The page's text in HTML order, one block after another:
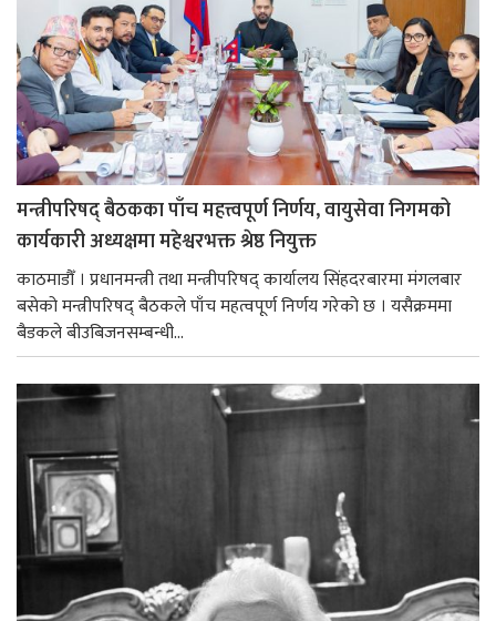
मन्त्रीपरिषद् बैठकका पाँच महत्त्वपूर्ण निर्णय, वायुसेवा निगमको
कार्यकारी अध्यक्षमा महेश्वरभक्त श्रेष्ठ नियुक्त
काठमाडौँ । प्रधानमन्त्री तथा मन्त्रीपरिषद् कार्यालय सिंहदरबारमा मंगलबार
बसेको मन्त्रीपरिषद् बैठकले पाँच महत्वपूर्ण निर्णय गरेको छ । यसैक्रममा
बैडकले बीउबिजनसम्बन्धी...